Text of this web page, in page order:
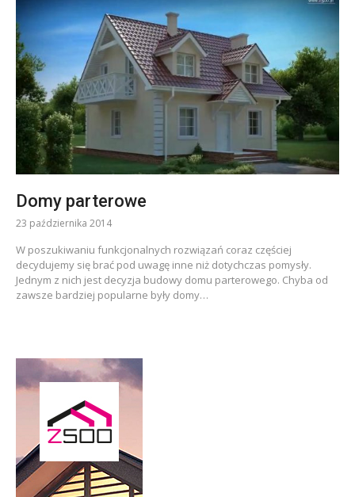
Domy parterowe
23 października 2014
W poszukiwaniu funkcjonalnych rozwiązań coraz częściej
decydujemy się brać pod uwagę inne niż dotychczas pomysły.
Jednym z nich jest decyzja budowy domu parterowego. Chyba od
zawsze bardziej popularne były domy…